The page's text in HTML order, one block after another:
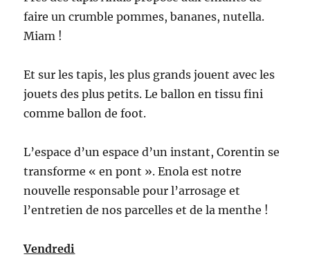
faire un crumble pommes, bananes, nutella.
Miam !
Et sur les tapis, les plus grands jouent avec les
jouets des plus petits. Le ballon en tissu fini
comme ballon de foot.
L’espace d’un espace d’un instant, Corentin se
transforme « en pont ». Enola est notre
nouvelle responsable pour l’arrosage et
l’entretien de nos parcelles et de la menthe !
Vendredi